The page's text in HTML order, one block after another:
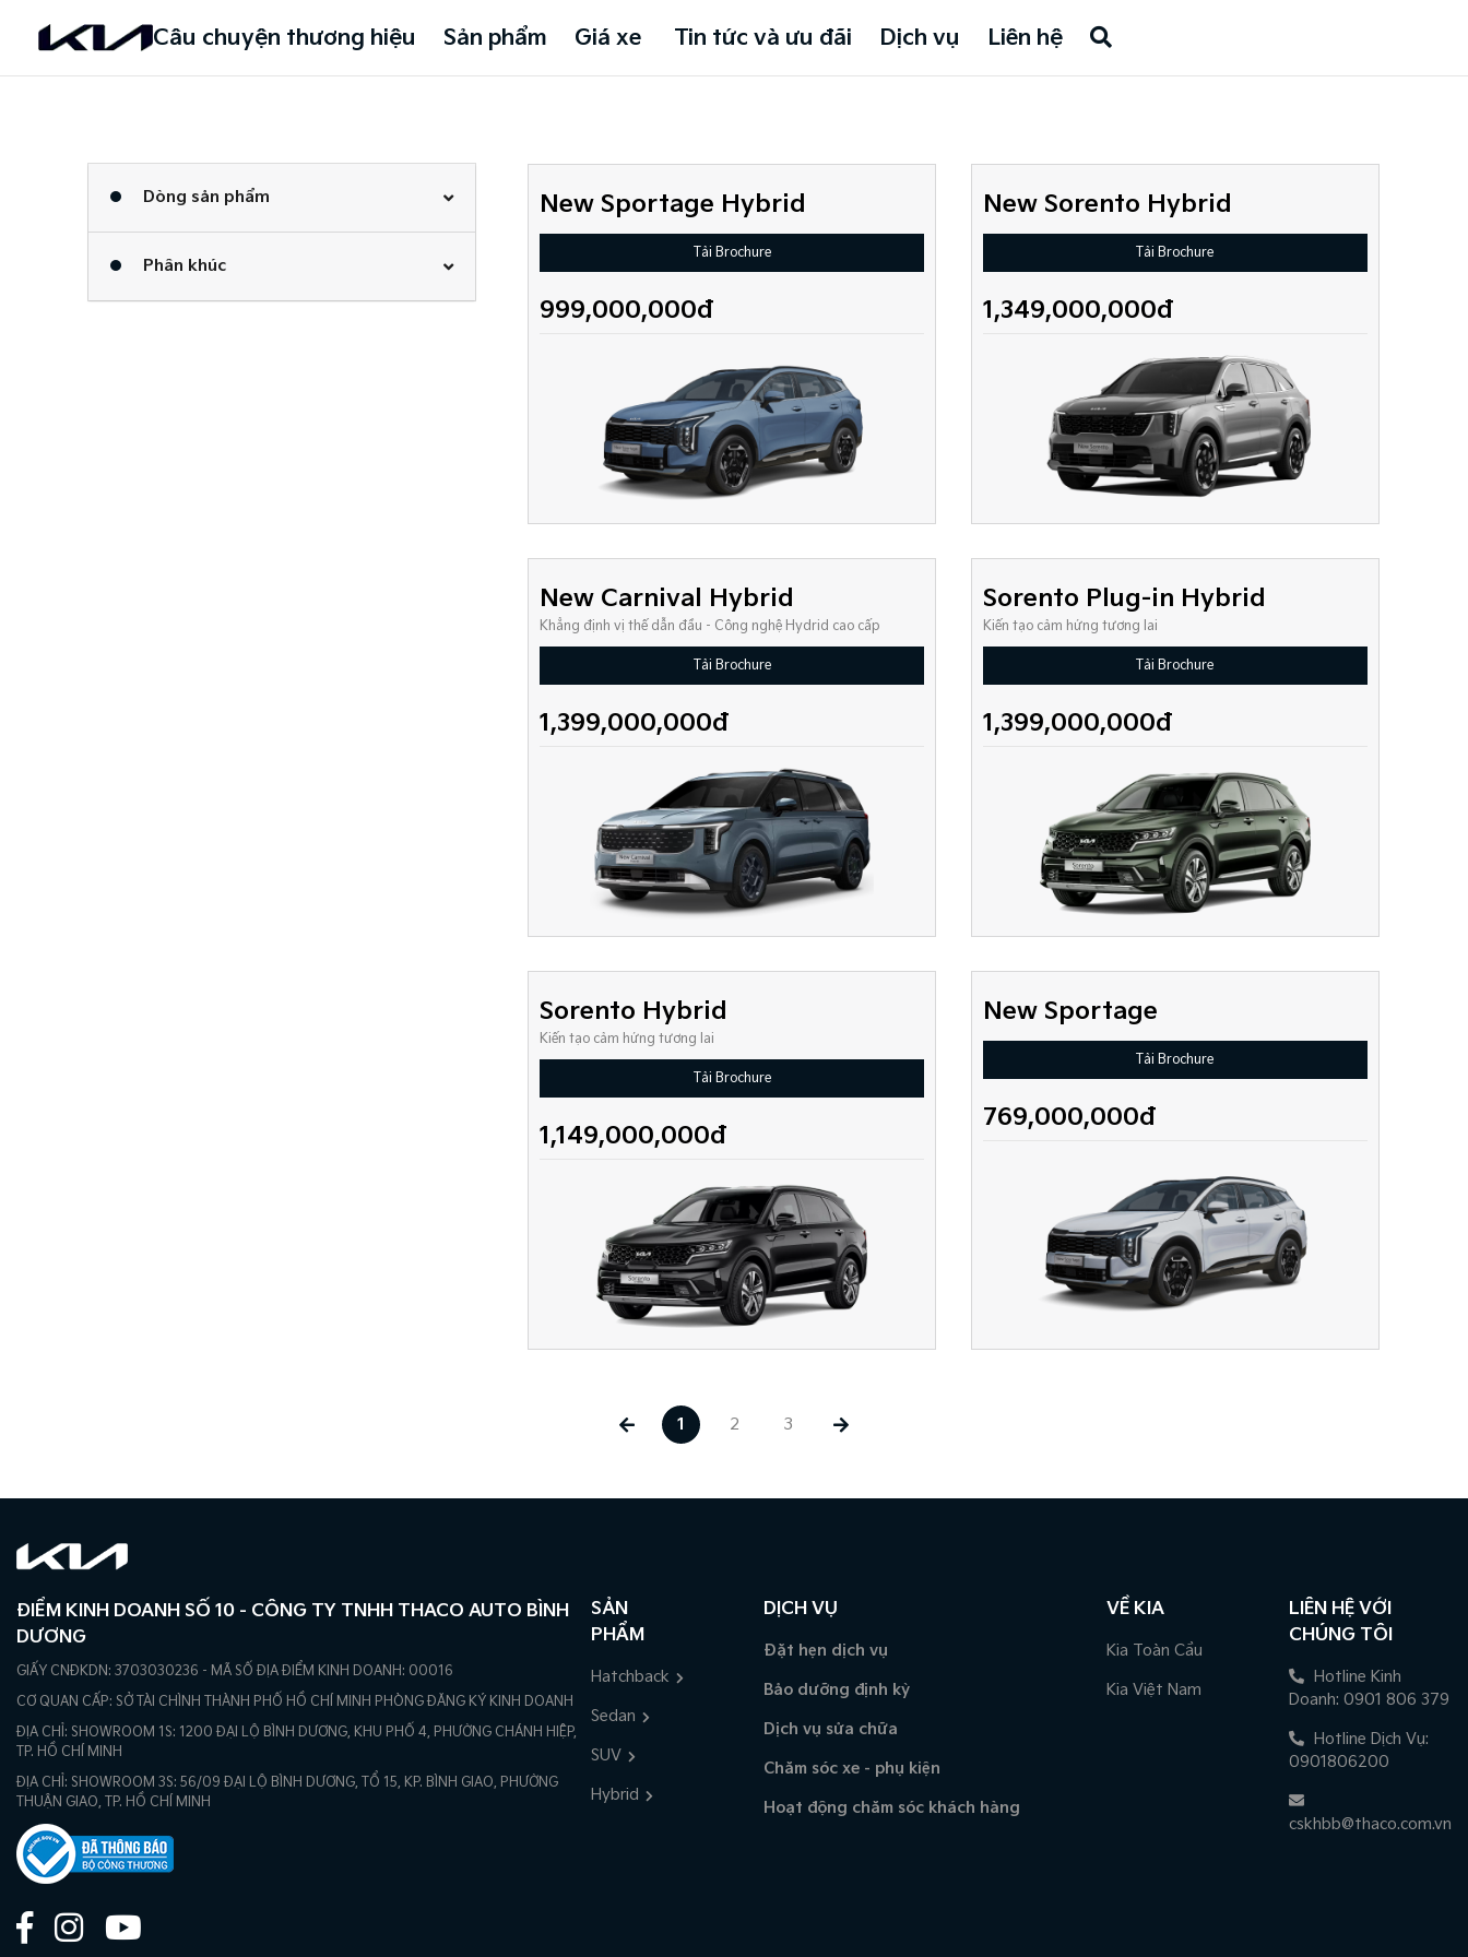
Câu chuyện thương hiệu Sản phẩm Giá xe Tin tức và ưu đãi Dịch vụ Liên hệ
Dòng sản phẩm
Phân khúc
New Sportage Hybrid
Tải Brochure
999,000,000đ
New Sorento Hybrid
Tải Brochure
1,349,000,000đ
New Carnival Hybrid
Khẳng định vị thế dẫn đầu - Công nghệ Hydrid cao cấp
Tải Brochure
1,399,000,000đ
Sorento Plug-in Hybrid
Kiến tạo cảm hứng tương lai
Tải Brochure
1,399,000,000đ
Sorento Hybrid
Kiến tạo cảm hứng tương lai
Tải Brochure
1,149,000,000đ
New Sportage
Tải Brochure
769,000,000đ
1 2 3
ĐIỂM KINH DOANH SỐ 10 - CÔNG TY TNHH THACO AUTO BÌNH
DƯƠNG
GIẤY CNĐKDN: 3703030236 - MÃ SỐ ĐỊA ĐIỂM KINH DOANH: 00016
CƠ QUAN CẤP: SỞ TÀI CHÌNH THÀNH PHỐ HỒ CHÍ MINH PHÒNG ĐĂNG KÝ KINH DOANH
ĐỊA CHỈ: SHOWROOM 1S: 1200 ĐẠI LỘ BÌNH DƯƠNG, KHU PHỐ 4, PHƯỜNG CHÁNH HIỆP,
TP. HỒ CHÍ MINH
ĐỊA CHỈ: SHOWROOM 3S: 56/09 ĐẠI LỘ BÌNH DƯƠNG, TỔ 15, KP. BÌNH GIAO, PHƯỜNG
THUẬN GIAO, TP. HỒ CHÍ MINH
SẢN
PHẨM
Hatchback
Sedan
SUV
Hybrid
DỊCH VỤ
Đặt hẹn dịch vụ
Bảo dưỡng định kỳ
Dịch vụ sửa chữa
Chăm sóc xe - phụ kiện
Hoạt động chăm sóc khách hàng
VỀ KIA
Kia Toàn Cầu
Kia Việt Nam
LIÊN HỆ VỚI
CHÚNG TÔI
Hotline Kinh
Doanh: 0901 806 379
Hotline Dịch Vụ:
0901806200
cskhbb@thaco.com.vn